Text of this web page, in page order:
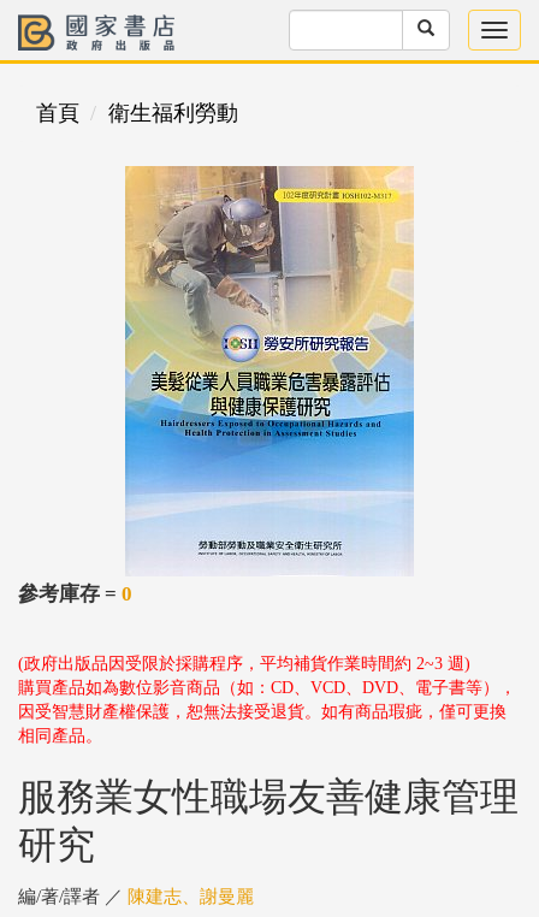
首頁 衛生福利勞動
參考庫存 = 0
(政府出版品因受限於採購程序，平均補貨作業時間約 2~3 週)
購買產品如為數位影音商品（如：CD、VCD、DVD、電子書等），
因受智慧財產權保護，恕無法接受退貨。如有商品瑕疵，僅可更換
相同產品。
服務業女性職場友善健康管理
研究
編/著/譯者 ／ 陳建志、謝曼麗